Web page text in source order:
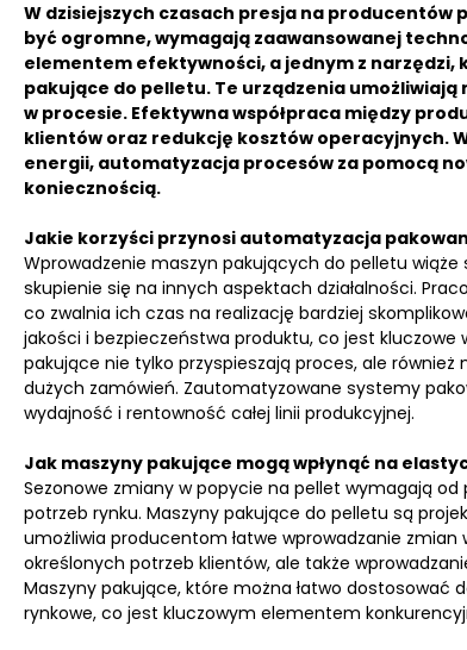
W dzisiejszych czasach presja na producentów
być ogromne, wymagają zaawansowanej
elementem efektywności, a jednym z
pakujące do pelletu. Te urządzenia umożliwiają
w procesie. Efektywna współpraca między
klientów oraz redukcję kosztów operacyjnych.
energii, automatyzacja procesów za pomocą
koniecznością.
Jakie korzyści przynosi automatyzacja
Wprowadzenie maszyn pakujących do pelletu
skupienie się na innych aspektach działalności.
co zwalnia ich czas na realizację bardziej
jakości i bezpieczeństwa produktu, co jest
pakujące nie tylko przyspieszają proces, ale
dużych zamówień. Zautomatyzowane systemy
wydajność i rentowność całej linii produkcyjnej.
Jak maszyny pakujące mogą wpłynąć na
Sezonowe zmiany w popycie na pellet wymagają
potrzeb rynku. Maszyny pakujące do pelletu są
umożliwia producentom łatwe wprowadzanie
określonych potrzeb klientów, ale także
Maszyny pakujące, które można łatwo dostosować
rynkowe, co jest kluczowym elementem